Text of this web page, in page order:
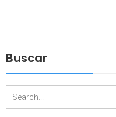
Buscar
for: